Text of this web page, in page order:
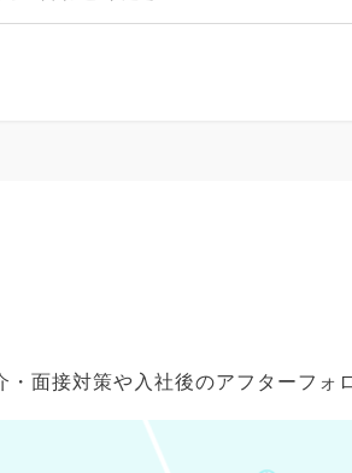
面接対策や入社後のアフターフォ